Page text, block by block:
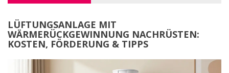
LÜFTUNGSANLAGE MIT
WÄRMERÜCKGEWINNUNG NACHRÜSTEN:
KOSTEN, FÖRDERUNG & TIPPS